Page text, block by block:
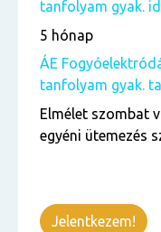
tanfolyam gyak.
5 hónap
ÁE
tanfolyam gyak.
Elmélet szombat
egyéni ütemezés
Jelentkezem!